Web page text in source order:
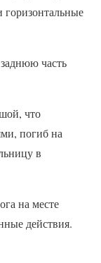
горизонтальные
часть
что
погиб на
в
на месте
действия.